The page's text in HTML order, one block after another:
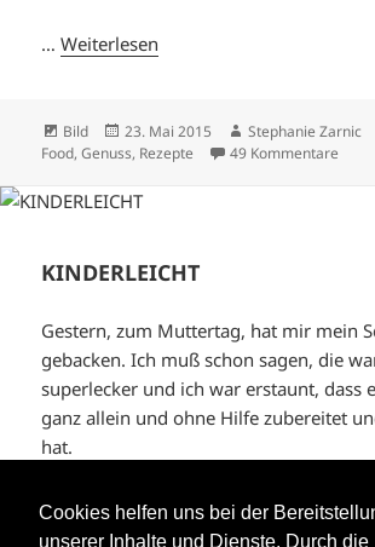
Cookies helfen uns bei der
unserer Inhalte und Dienste. Durch die
…Weiterlesen
Format
Bild
Veröffentlicht
am
23. Mai 2015 Autor
Stephanie Zarnic
Food,Genuss, Rezepte 49 Kommentare
KINDERLEICHT
Gestern, zum Muttertag, hat mir mein
gebacken. Ich muß schon sagen, die
superlecker und ich war erstaunt, dass
ganz allein und ohne Hilfe zubereitet
hat.
„Mama, das war superleicht!“, so die
Weiterlesen